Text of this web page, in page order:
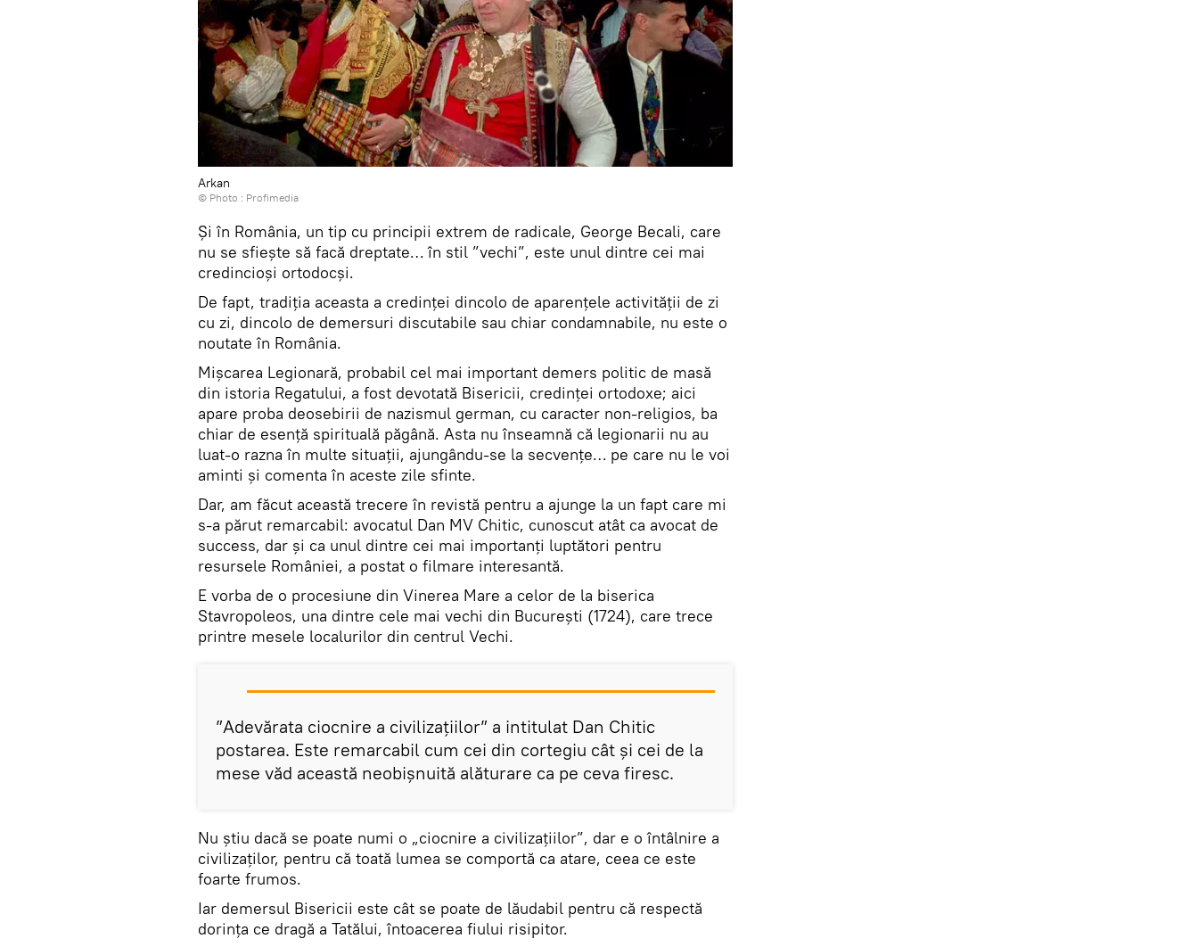
Arkan
© Photo : Profimedia
Și în România, un tip cu principii extrem de radicale, George Becali, care
nu se sfiește să facă dreptate… în stil ”vechi”, este unul dintre cei mai
credincioși ortodocși.
De fapt, tradiția aceasta a credinței dincolo de aparențele activității de zi
cu zi, dincolo de demersuri discutabile sau chiar condamnabile, nu este o
noutate în România.
Mișcarea Legionară, probabil cel mai important demers politic de masă
din istoria Regatului, a fost devotată Bisericii, credinței ortodoxe; aici
apare proba deosebirii de nazismul german, cu caracter non-religios, ba
chiar de esență spirituală păgână. Asta nu înseamnă că legionarii nu au
luat-o razna în multe situații, ajungându-se la secvențe… pe care nu le voi
aminti și comenta în aceste zile sfinte.
Dar, am făcut această trecere în revistă pentru a ajunge la un fapt care mi
s-a părut remarcabil: avocatul Dan MV Chitic, cunoscut atât ca avocat de
success, dar și ca unul dintre cei mai importanți luptători pentru
resursele României, a postat o filmare interesantă.
E vorba de o procesiune din Vinerea Mare a celor de la biserica
Stavropoleos, una dintre cele mai vechi din București (1724), care trece
printre mesele localurilor din centrul Vechi.
”Adevărata ciocnire a civilizațiilor” a intitulat Dan Chitic
postarea. Este remarcabil cum cei din cortegiu cât și cei de la
mese văd această neobișnuită alăturare ca pe ceva firesc.
Nu știu dacă se poate numi o „ciocnire a civilizațiilor”, dar e o întâlnire a
civilizaților, pentru că toată lumea se comportă ca atare, ceea ce este
foarte frumos.
Iar demersul Bisericii este cât se poate de lăudabil pentru că respectă
dorința ce dragă a Tatălui, întoacerea fiului risipitor.